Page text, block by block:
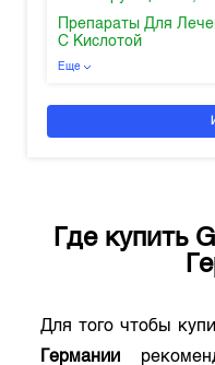
Препараты Для
С Кислотой
Еще
Где купить
Для того чтобы
Германии